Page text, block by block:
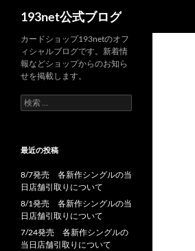
193net公式ブログ
カードショップ193netのオフ
ィシャルブログです。新着情
報などショップからのお知ら
せを掲載します。
検
索:
最近の投稿
8/7発売 各新作シングルの当
日店舗引取りについて
8/1発売 各新作シングルの当
日店舗引取りについて
7/24発売 各新作シングルの
当日店舗引取りについて